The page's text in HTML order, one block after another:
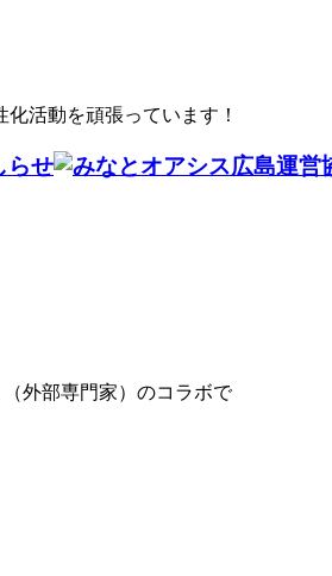
活動を頑張っています！
外部専門家）のコラボで